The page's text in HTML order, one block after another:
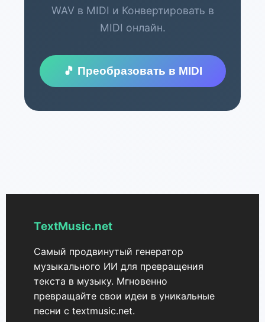
WAV в MIDI и Конвертировать в
MIDI онлайн.
🎵 Преобразовать в MIDI
TextMusic.net
Самый продвинутый генератор
музыкального ИИ для превращения
текста в музыку. Мгновенно
превращайте свои идеи в уникальные
песни с textmusic.net.